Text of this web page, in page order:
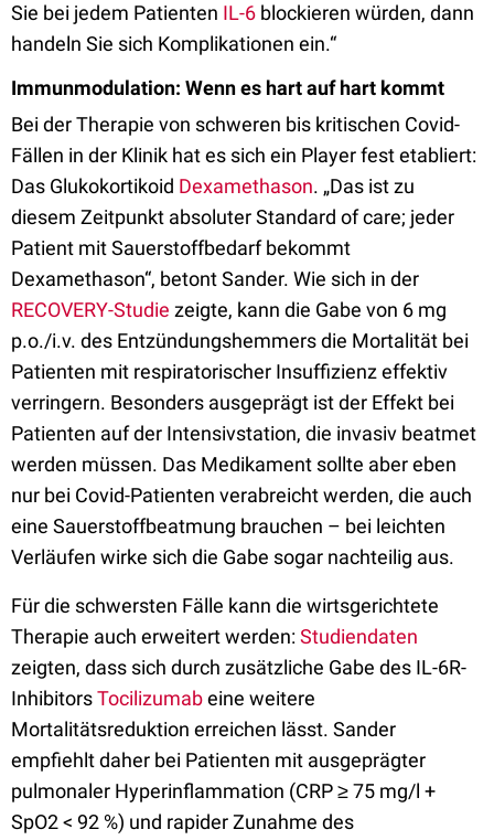
Sie bei jedem Patienten IL-6 blockieren würden, dann
handeln Sie sich Komplikationen ein.“
Immunmodulation: Wenn es hart auf hart kommt
Bei der Therapie von schweren bis kritischen Covid-
Fällen in der Klinik hat es sich ein Player fest etabliert:
Das Glukokortikoid Dexamethason. „Das ist zu
diesem Zeitpunkt absoluter Standard of care; jeder
Patient mit Sauerstoffbedarf bekommt
Dexamethason“, betont Sander. Wie sich in der
RECOVERY-Studie zeigte, kann die Gabe von 6 mg
p.o./i.v. des Entzündungshemmers die Mortalität bei
Patienten mit respiratorischer Insuffizienz effektiv
verringern. Besonders ausgeprägt ist der Effekt bei
Patienten auf der Intensivstation, die invasiv beatmet
werden müssen. Das Medikament sollte aber eben
nur bei Covid-Patienten verabreicht werden, die auch
eine Sauerstoffbeatmung brauchen – bei leichten
Verläufen wirke sich die Gabe sogar nachteilig aus.
Für die schwersten Fälle kann die wirtsgerichtete
Therapie auch erweitert werden:Studiendaten
zeigten, dass sich durch zusätzliche Gabe des IL-6R-
InhibitorsTocilizumabeine weitere
Mortalitätsreduktion erreichen lässt. Sander
empfiehlt daher bei Patienten mit ausgeprägter
pulmonaler Hyperinflammation (CRP ≥ 75 mg/l +
SpO2 < 92 %) und rapider Zunahme des